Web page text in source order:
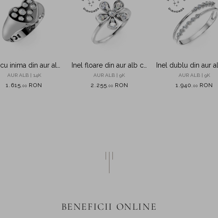
inima din aur alb
cu zirconii
AUR ALB | 14K
1.615 ,00 RON
Inel floare din aur alb cu
diamante de 0.2ct
AUR ALB | 9K
2.255 00 RON
Inel dublu din aur
diamante de 0.1ct
AUR ALB | 9K
1.940 ,00 RON
BENEFICII ONLINE